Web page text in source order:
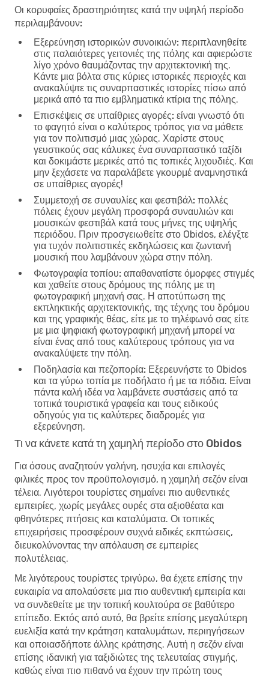
Οι κορυφαίες δραστηριότητες κατά την υψηλή περίοδο
περιλαμβάνουν:
Εξερεύνηση ιστορικών συνοικιών: περιπλανηθείτε
στις παλαιότερες γειτονιές της πόλης και αφιερώστε
λίγο χρόνο θαυμάζοντας την αρχιτεκτονική της.
Κάντε μια βόλτα στις κύριες ιστορικές περιοχές και
ανακαλύψτε τις συναρπαστικές ιστορίες πίσω από
μερικά από τα πιο εμβληματικά κτίρια της πόλης.
Επισκέψεις σε υπαίθριες αγορές: είναι γνωστό ότι
το φαγητό είναι ο καλύτερος τρόπος για να μάθετε
για τον πολιτισμό μιας χώρας. Χαρίστε στους
γευστικούς σας κάλυκες ένα συναρπαστικό ταξίδι
και δοκιμάστε μερικές από τις τοπικές λιχουδιές. Και
μην ξεχάσετε να παραλάβετε γκουρμέ αναμνηστικά
σε υπαίθριες αγορές!
Συμμετοχή σε συναυλίες και φεστιβάλ: πολλές
πόλεις έχουν μεγάλη προσφορά συναυλιών και
μουσικών φεστιβάλ κατά τους μήνες της υψηλής
περιόδου. Πριν προσγειωθείτε στο Obidos, ελέγξτε
για τυχόν πολιτιστικές εκδηλώσεις και ζωντανή
μουσική που λαμβάνουν χώρα στην πόλη.
Φωτογραφία τοπίου: απαθανατίστε όμορφες στιγμές
και χαθείτε στους δρόμους της πόλης με τη
φωτογραφική μηχανή σας. Η αποτύπωση της
εκπληκτικής αρχιτεκτονικής, της τέχνης του δρόμου
και της γραφικής θέας, είτε με το τηλέφωνό σας είτε
με μια ψηφιακή φωτογραφική μηχανή μπορεί να
είναι ένας από τους καλύτερους τρόπους για να
ανακαλύψετε την πόλη.
Ποδηλασία και πεζοπορία: Εξερευνήστε το Obidos
και τα γύρω τοπία με ποδήλατο ή με τα πόδια. Είναι
πάντα καλή ιδέα να λαμβάνετε συστάσεις από τα
τοπικά τουριστικά γραφεία και τους ειδικούς
οδηγούς για τις καλύτερες διαδρομές για
εξερεύνηση.
Τι να κάνετε κατά τη χαμηλή περίοδο στο Obidos
Για όσους αναζητούν γαλήνη, ησυχία και επιλογές
φιλικές προς τον προϋπολογισμό, η χαμηλή σεζόν είναι
τέλεια. Λιγότεροι τουρίστες σημαίνει πιο αυθεντικές
εμπειρίες, χωρίς μεγάλες ουρές στα αξιοθέατα και
φθηνότερες πτήσεις και καταλύματα. Οι τοπικές
επιχειρήσεις προσφέρουν συχνά ειδικές εκπτώσεις,
διευκολύνοντας την απόλαυση σε εμπειρίες
πολυτέλειας.
Με λιγότερους τουρίστες τριγύρω, θα έχετε επίσης την
ευκαιρία να απολαύσετε μια πιο αυθεντική εμπειρία και
να συνδεθείτε με την τοπική κουλτούρα σε βαθύτερο
επίπεδο. Εκτός από αυτό, θα βρείτε επίσης μεγαλύτερη
ευελιξία κατά την κράτηση καταλυμάτων, περιηγήσεων
και οποιασδήποτε άλλης κράτησης. Αυτή η σεζόν είναι
επίσης ιδανική για ταξιδιώτες της τελευταίας στιγμής,
καθώς είναι πιο πιθανό να έχουν την πρώτη τους